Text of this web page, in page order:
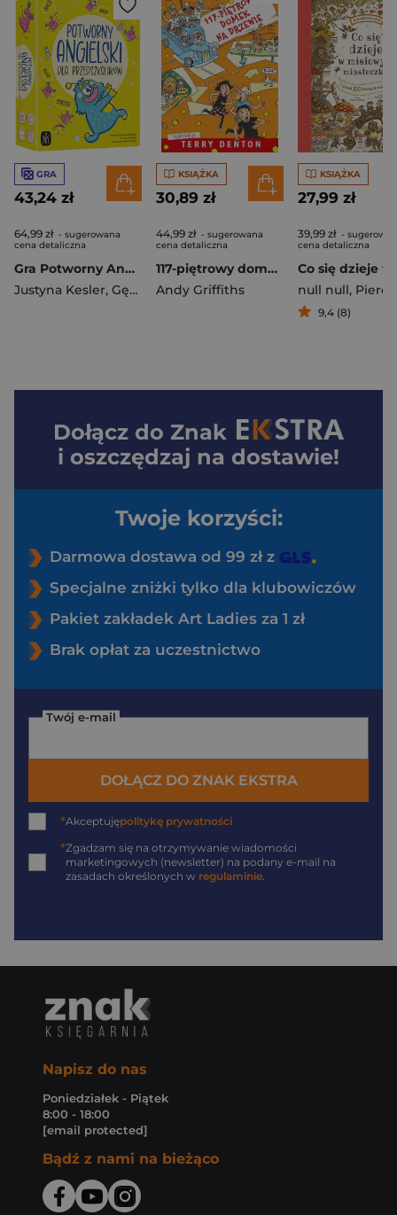
GRA
43,24 zł
64,99 zł - sugerowana
cena detaliczna
Gra Potworny Angielski dla przedszkolaków
Justyna Kesler, Gębacka Klaudyna
KSIĄŻKA
30,89 zł
44,99 zł - sugerowana
cena detaliczna
117-piętrowy domek na drzewie wyd. 2026
Andy Griffiths
KSIĄŻKA
27,99 zł
39,99 zł -
cena detaliczna
null null, Piercey
9,4 (8)
Dołącz do Znak
i oszczędzaj na dostawie!
Twoje korzyści:
Darmowa dostawa od 99 zł z
Specjalne zniżki tylko dla klubowiczów
Pakiet zakładek Art Ladies za 1 zł
Brak opłat za uczestnictwo
Twój e-mail
DOŁĄCZ DO ZNAK EKSTRA
*Akceptujępolitykę prywatności
*Zgadzam się na otrzymywanie wiadomości
marketingowych (newsletter) na podany e-mail na
zasadach określonych w regulaminie.
Napisz do nas
Poniedziałek - Piątek
8:00 - 18:00
[email protected]
Bądź z nami na bieżąco